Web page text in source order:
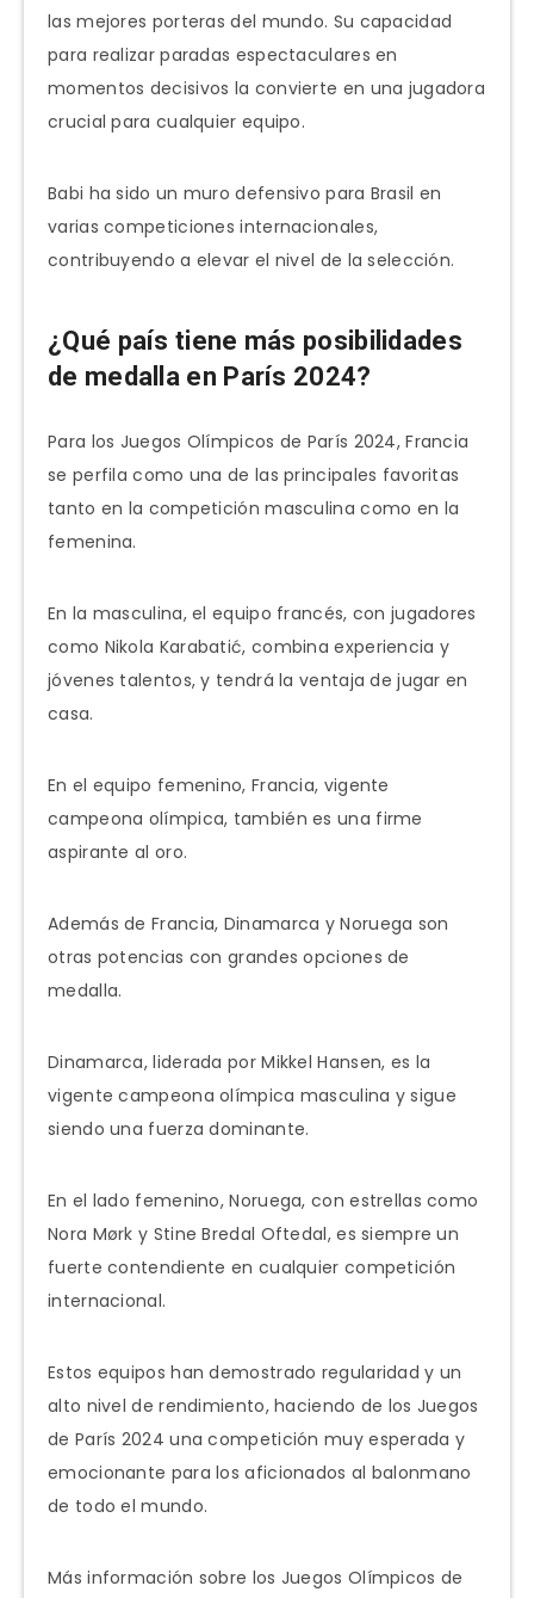
las mejores porteras del mundo. Su capacidad
para realizar paradas espectaculares en
momentos decisivos la convierte en una jugadora
crucial para cualquier equipo.
Babi ha sido un muro defensivo para Brasil en
varias competiciones internacionales,
contribuyendo a elevar el nivel de la selección.
¿Qué país tiene más posibilidades
de medalla en París 2024?
Para los Juegos Olímpicos de París 2024, Francia
se perfila como una de las principales favoritas
tanto en la competición masculina como en la
femenina.
En la masculina, el equipo francés, con jugadores
como Nikola Karabatić, combina experiencia y
jóvenes talentos, y tendrá la ventaja de jugar en
casa.
En el equipo femenino, Francia, vigente
campeona olímpica, también es una firme
aspirante al oro.
Además de Francia, Dinamarca y Noruega son
otras potencias con grandes opciones de
medalla.
Dinamarca, liderada por Mikkel Hansen, es la
vigente campeona olímpica masculina y sigue
siendo una fuerza dominante.
En el lado femenino, Noruega, con estrellas como
Nora Mørk y Stine Bredal Oftedal, es siempre un
fuerte contendiente en cualquier competición
internacional.
Estos equipos han demostrado regularidad y un
alto nivel de rendimiento, haciendo de los Juegos
de París 2024 una competición muy esperada y
emocionante para los aficionados al balonmano
de todo el mundo.
Más información sobre los Juegos Olímpicos de